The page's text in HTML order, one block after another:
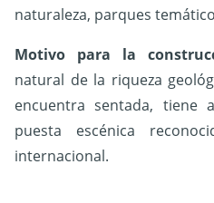
naturaleza, parques
Motivo para la
natural de la riqueza
encuentra sentada, tiene
puesta escénica
internacional.